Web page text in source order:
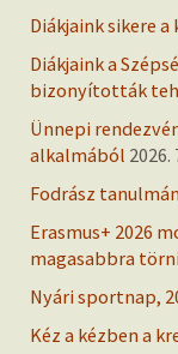
Diákjaink sikere
Diákjaink a
bizonyították
Ünnepi
alkalmából 2026.
Fodrász
Erasmus+ 2026
magasabbra
Nyári sportnap,
Kéz a kézben a